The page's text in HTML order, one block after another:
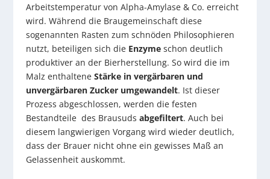
Arbeitstemperatur von Alpha-Amylase & Co. erreicht
wird. Während die Braugemeinschaft diese
sogenannten Rasten zum schnöden Philosophieren
nutzt, beteiligen sich die Enzymeschon deutlich
produktiver an der Bierherstellung. So wird die im
Malz enthaltene Stärke in vergärbaren und
unvergärbaren Zucker umgewandelt. Ist dieser
Prozess abgeschlossen, werden die festen
Bestandteile des Brausuds abgefiltert. Auch bei
diesem langwierigen Vorgang wird wieder deutlich,
dass der Brauer nicht ohne ein gewisses Maß an
Gelassenheit auskommt.